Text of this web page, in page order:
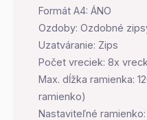
Formát A4: ÁNO
Ozdoby: Ozdobné
Uzatváranie: Zips
Počet vreciek: 8x
Max. dĺžka ramienka:
ramienko)
Nastaviteľné ramienko: